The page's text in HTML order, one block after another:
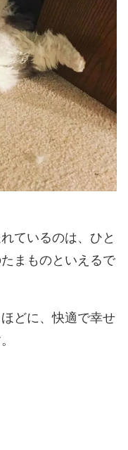
ているのは、ひと
まものといえるで
どに、快適で幸せ